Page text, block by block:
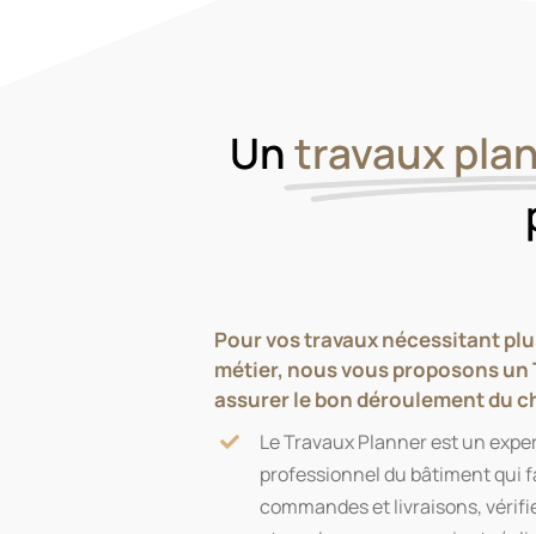
Untravaux
Pour vos travaux nécessitant
métier, nous vous proposons un
assurer le bon déroulement du
Le Travaux Planner est un
professionnel du bâtiment qui
commandes et livraisons,